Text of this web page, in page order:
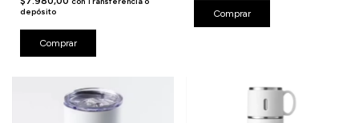
depósito
Comprar